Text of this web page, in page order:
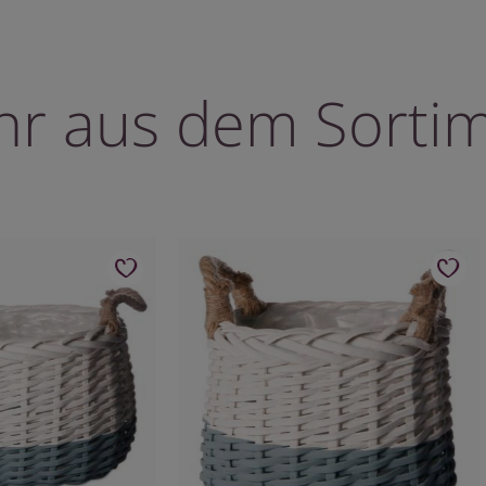
aus dem